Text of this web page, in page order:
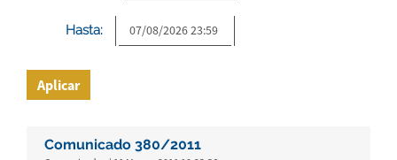
Hasta:
Aplicar
Comunicado 380/2011